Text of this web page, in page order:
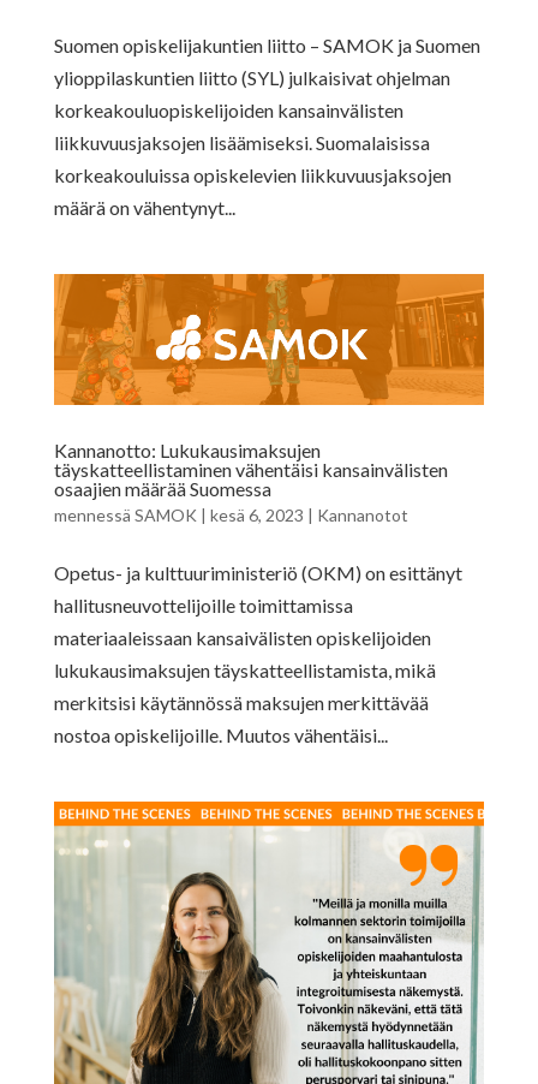
Suomen opiskelijakuntien liitto – SAMOK ja Suomen
ylioppilaskuntien liitto (SYL) julkaisivat ohjelman
korkeakouluopiskelijoiden kansainvälisten
liikkuvuusjaksojen lisäämiseksi. Suomalaisissa
korkeakouluissa opiskelevien liikkuvuusjaksojen
määrä on vähentynyt...
Kannanotto: Lukukausimaksujen
täyskatteellistaminen vähentäisi kansainvälisten
osaajien määrää Suomessa
mennessä SAMOK | kesä 6, 2023 | Kannanotot
Opetus- ja kulttuuriministeriö (OKM) on esittänyt
hallitusneuvottelijoille toimittamissa
materiaaleissaan kansaivälisten opiskelijoiden
lukukausimaksujen täyskatteellistamista, mikä
merkitsisi käytännössä maksujen merkittävää
nostoa opiskelijoille. Muutos vähentäisi...